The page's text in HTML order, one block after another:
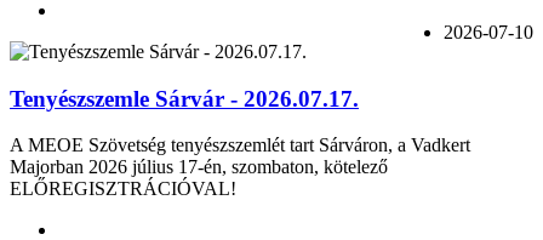
2026-07-10
Tenyészszemle Sárvár - 2026.07.17.
A MEOE Szövetség tenyészszemlét tart Sárváron, a Vadkert
Majorban 2026 július 17-én, szombaton, kötelező
ELŐREGISZTRÁCIÓVAL!